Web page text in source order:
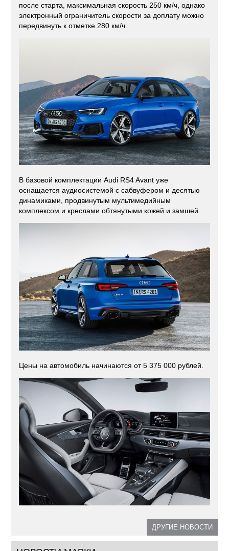
после старта, максимальная скорость 250 км/ч, однако
электронный ограничитель скорости за доплату можно
передвинуть к отметке 280 км/ч.
В базовой комплектации Audi RS4 Avant уже
оснащается аудиосистемой с сабвуфером и десятью
динамиками, продвинутым мультимедийным
комплексом и креслами обтянутыми кожей и замшей.
Цены на автомобиль начинаются от 5 375 000 рублей.
ДРУГИЕ НОВОСТИ